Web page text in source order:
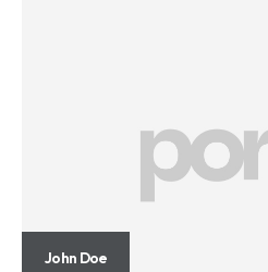
John Doe